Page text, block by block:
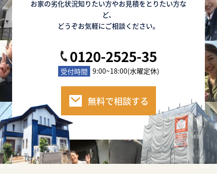
お家の劣化状況知りたい方やお見積をとりたい方な
ど、
どうぞお気軽にご相談ください。
0120-2525-35
受付時間 9:00~18:00(水曜定休)
無料で相談する